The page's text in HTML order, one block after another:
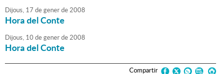
Dijous, 17 degenerde2008
Hora del Conte
Dijous, 10 degenerde2008
Hora del Conte
Compartir